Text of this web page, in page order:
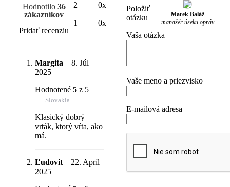
Hodnotilo 36
zákazníkov
Pridať recenziu
2 0x
1 0x
Margita – 8. Júl
2025
Hodnotené 5 z 5
Slovakia
Klasický dobrý
vrták, ktorý vŕta, ako
má.
Ľudovit – 22. Apríl
2025
Marek Baláž
manažér úseku opráv
Položiť
otázku
Vaša otázka
Vaše meno a priezvisko
E-mailová adresa